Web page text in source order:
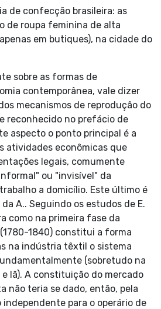
de confecção brasileira: as
de roupa feminina de alta
em butiques), na cidade do
sobre as formas de
contemporânea, vale dizer
mecanismos de reprodução do
reconhecido no prefácio de
aspecto o ponto principal é a
atividades econômicas que
legais, comumente
ou "invisível" da
a domicílio. Este último é
A.. Seguindo os estudos de E.
como na primeira fase da
1840) constitui a forma
na indústria têxtil o sistema
(sobretudo na
lã). A constituição do mercado
não teria se dado, então, pela
independente para o operário de